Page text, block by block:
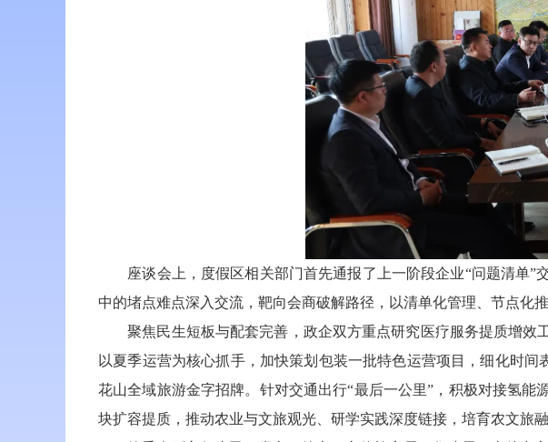
座谈会上，度假区相关部门首先通报了上一阶段企业“问题清单”
中的堵点难点深入交流，靶向会商破解路径，以清单化管理、节点化
聚焦民生短板与配套完善，政企双方重点研究医疗服务提质增效
以夏季运营为核心抓手，加快策划包装一批特色运营项目，细化时
花山全域旅游金字招牌。针对交通出行“最后一公里”，积极对接氢
块扩容提质，推动农业与文旅观光、研学实践深度链接，培育农文旅融